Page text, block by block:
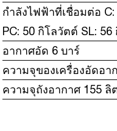
กำลังไฟฟ้าที่เชื่อมต่อ
PC: 50 กิโลวัตต์ SL:
อากาศอัด 6 บาร์
ความจุของเครื่องอัดอา
ความจุถังอากาศ 155 ลิ